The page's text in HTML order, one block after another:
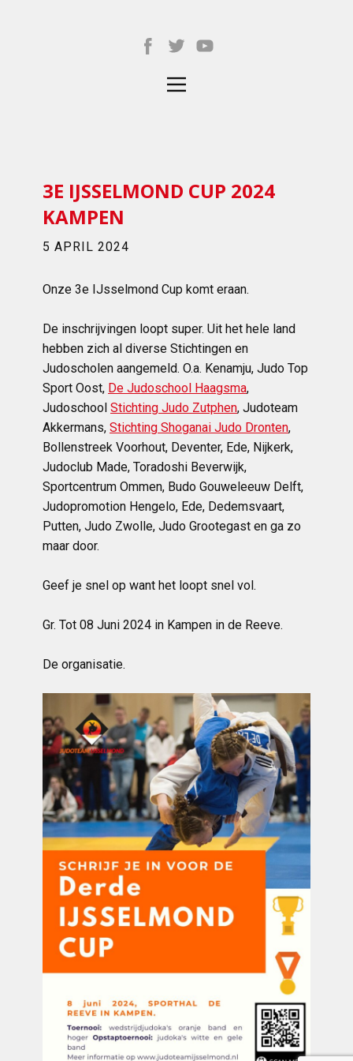
3E IJSSELMOND CUP 2024
KAMPEN
5 APRIL 2024
Onze 3e IJsselmond Cup komt eraan.
De inschrijvingen loopt super. Uit het hele land
hebben zich al diverse Stichtingen en
Judoscholen aangemeld. O.a. Kenamju, Judo Top
Sport Oost, De Judoschool Haagsma,
Judoschool Stichting Judo Zutphen, Judoteam
Akkermans, Stichting Shoganai Judo Dronten,
Bollenstreek Voorhout, Deventer, Ede, Nijkerk,
Judoclub Made, Toradoshi Beverwijk,
Sportcentrum Ommen, Budo Gouweleeuw Delft,
Judopromotion Hengelo, Ede, Dedemsvaart,
Putten, Judo Zwolle, Judo Grootegast en ga zo
maar door.
Geef je snel op want het loopt snel vol.
Gr. Tot 08 Juni 2024 in Kampen in de Reeve.
De organisatie.